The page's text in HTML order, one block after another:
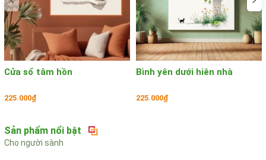
Cửa sổ tâm hồn
225.000₫
Bình yên dưới hiên nhà
225.000₫
Sản phẩm nổi bật
Cho người sành